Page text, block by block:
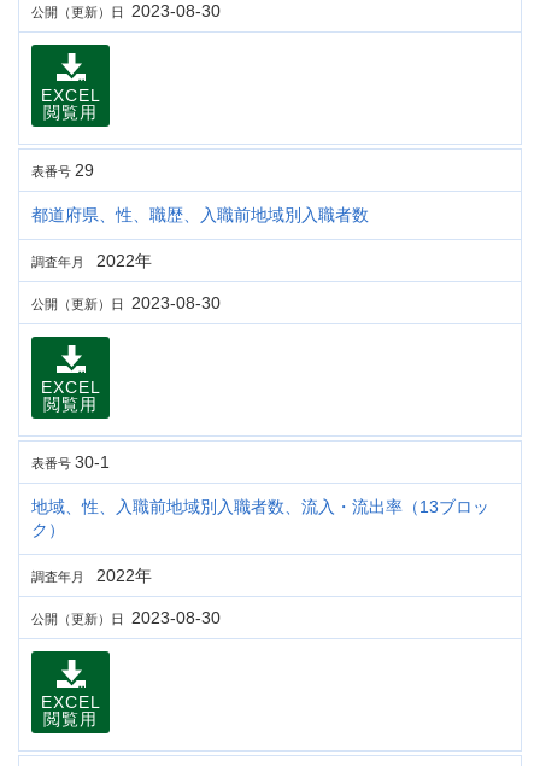
公開（更新）日 2023-08-30
EXCEL
閲覧用
表番号 29
都道府県、性、職歴、入職前地域別入職者数
調査年月 2022年
公開（更新）日 2023-08-30
EXCEL
閲覧用
表番号 30-1
地域、性、入職前地域別入職者数、流入・流出率（13ブロッ
ク）
調査年月 2022年
公開（更新）日 2023-08-30
EXCEL
閲覧用